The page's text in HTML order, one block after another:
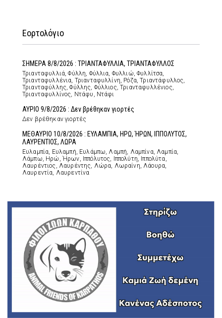
Εορτολόγιο
ΣΗΜΕΡΑ 8/8/2026 : ΤΡΙΑΝΤΑΦΥΛΛΙΑ, ΤΡΙΑΝΤΑΦΥΛΛΟΣ
Τριανταφυλλιά, Φύλλη, Φύλλια, Φυλλιώ, Φυλλίτσα,
Τριανταφυλλένια, Τριανταφυλλίνη, Ρόζα, Τριαντάφυλλος,
Τριανταφύλλης, Φύλλης, Φύλλιος, Τριανταφυλλένιος,
Τριανταφυλλίνος, Ντάφυ, Ντάφι
ΑΥΡΙΟ 9/8/2026 : Δεν βρέθηκαν γιορτές
Δεν βρέθηκαν γιορτές
ΜΕΘΑΥΡΙΟ 10/8/2026 : ΕΥΛΑΜΠΙΑ, ΗΡΩ, ΉΡΩΝ, ΙΠΠΟΛΥΤΟΣ,
ΛΑΥΡΕΝΤΙΟΣ, ΛΩΡΑ
Ευλαμπία, Ευλαμπή, Ευλάμπω, Λαμπή, Λαμπίνα, Λαμπία,
Λάμπω, Ηρώ, Ήρων, Ιππόλυτος, Ιππολύτη, Ιππολύτα,
Λαυρέντιος, Λαυρέντης, Λώρα, Λωραίνη, Λάουρα,
Λαυρεντία, Λαυρεντίνα